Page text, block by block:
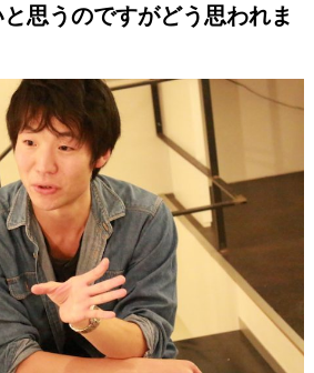
思うのですがどう思われま